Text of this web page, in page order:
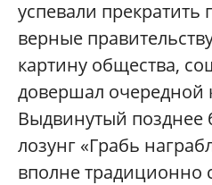
успевали
верные
картину общества,
довершал очередной
Выдвинутый
лозунг «Грабь
вполне традиционно